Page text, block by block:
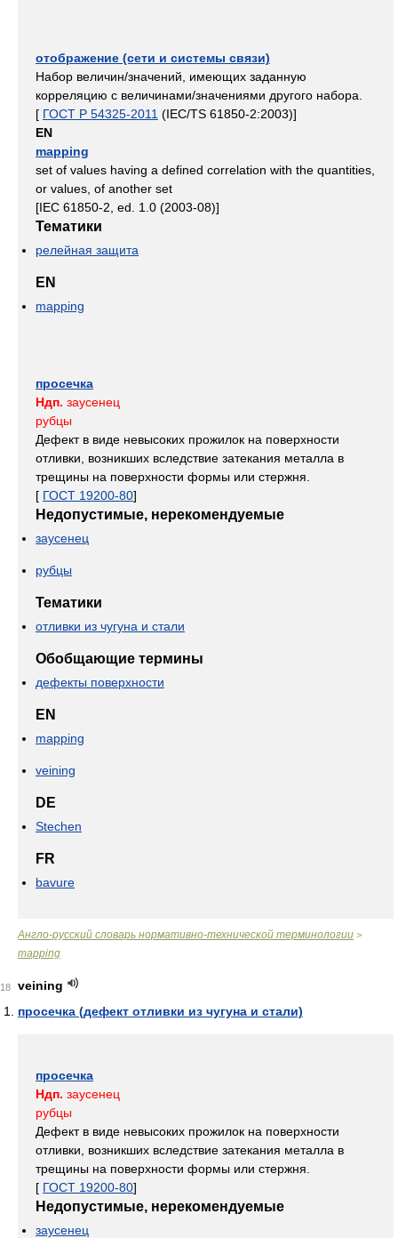
отображение (сети и системы связи)
Набор величин/значений, имеющих заданную
корреляцию с величинами/значениями другого набора.
[ ГОСТ Р 54325-2011 (IEC/TS 61850-2:2003)]
EN
mapping
set of values having a defined correlation with the quantities,
or values, of another set
[IEC 61850-2, ed. 1.0 (2003-08)]
Тематики
релейная защита
EN
mapping
просечка
Ндп. заусенец
рубцы
Дефект в виде невысоких прожилок на поверхности
отливки, возникших вследствие затекания металла в
трещины на поверхности формы или стержня.
[ ГОСТ 19200-80]
Недопустимые, нерекомендуемые
заусенец
рубцы
Тематики
отливки из чугуна и стали
Обобщающие термины
дефекты поверхности
EN
mapping
veining
DE
Stechen
FR
bavure
Англо-русский словарь нормативно-технической терминологии >
mapping
18
veining
просечка (дефект отливки из чугуна и стали)
просечка
Ндп. заусенец
рубцы
Дефект в виде невысоких прожилок на поверхности
отливки, возникших вследствие затекания металла в
трещины на поверхности формы или стержня.
[ ГОСТ 19200-80]
Недопустимые, нерекомендуемые
заусенец